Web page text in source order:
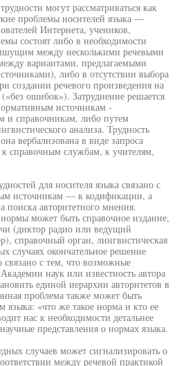
могут рассматриваться как
проблемы носителей языка —
Интернета, учеников,
состоят либо в необходимости
между несколькими речевыми
вариантами, предлагаемыми
либо в отсутствии выбора
создании речевого произведения на
ошибок»). Затруднение решается
источникам -
и справочникам, либо путем
анализа. Трудность
вербализована в виде запроса
к справочным службам, к учителям,
для носителя языка связано с
источникам — к кодификации, а
поиска авторитетного мнения.
может быть справочное издание,
(диктор радио или ведущий
справочный орган, лингвистическая
случаях окончательное решение
с тем, что возможные
наук или известность автора
единой иерархии авторитетов в
проблема также может быть
языка: «что же такое норма и кто ее
нас к необходимости детальнее
представления о нормах языка.
случаев может сигнализировать о
между речевой практикой